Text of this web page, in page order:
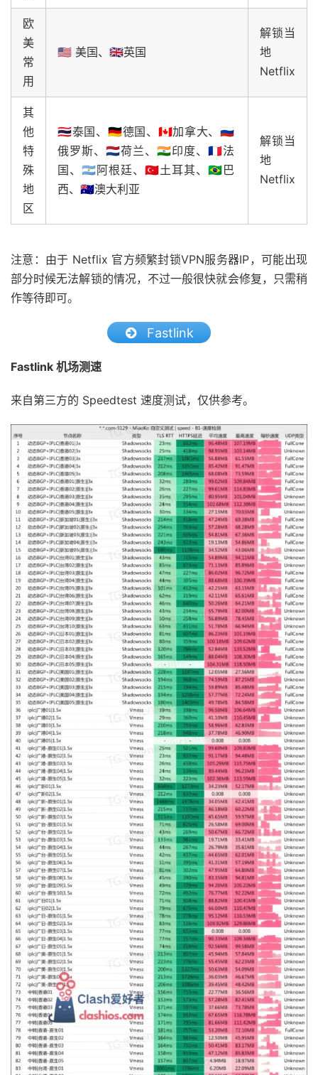
欧
美
常
用
🇺🇸 美国、🇬🇧英国
解锁当
地
Netflix
其
他
特
殊
地
区
🇹🇭泰国、🇩🇪德国、🇨🇦加拿大、🇷🇺
俄罗斯、🇳🇱荷兰、🇮🇳印度、🇫🇷法
国、🇦🇷阿根廷、🇹🇷土耳其、🇧🇷巴
西、🇦🇺澳大利亚
解锁当
地
Netflix
注意：由于 Netflix 官方频繁封锁VPN服务器IP，可能出现
部分时候无法解锁的情况，不过一般很快就会修复，只需稍
作等待即可。
Fastlink
Fastlink 机场测速
来自第三方的 Speedtest 速度测试，仅供参考。